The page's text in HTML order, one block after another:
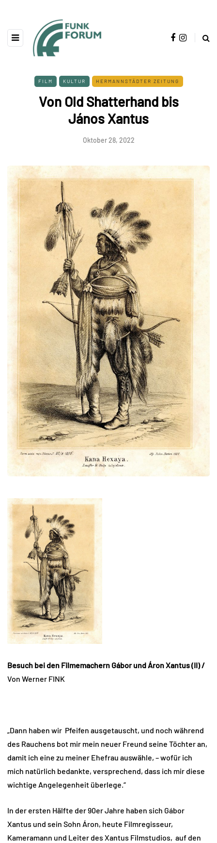
FILM KULTUR HERMANNSTÄDTER ZEITUNG
Von Old Shatterhand bis
János Xantus
Oktober 28, 2022
Besuch bei den Filmemachern Gábor und Áron Xantus (II) /
Von Werner FINK
„Dann haben wir Pfeifen ausgetauscht, und noch während
des Rauchens bot mir mein neuer Freund seine Töchter an,
damit ich eine zu meiner Ehefrau auswähle, – wofür ich
mich natürlich bedankte, versprechend, dass ich mir diese
wichtige Angelegenheit überlege.“
In der ersten Hälfte der 90er Jahre haben sich Gábor
Xantus und sein Sohn Áron, heute Filmregisseur,
Kameramann und Leiter des Xantus Filmstudios, auf den